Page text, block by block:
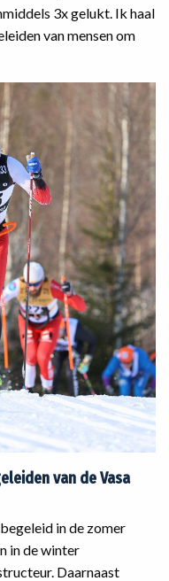
3x gelukt. Ik haal
van mensen om
van de Vasa
in de zomer
in de winter
Daarnaast